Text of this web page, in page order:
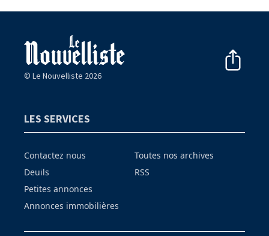
© Le Nouvelliste 2026
LES SERVICES
Contactez nous
Deuils
Petites annonces
Annonces immobilières
Toutes nos archives
RSS